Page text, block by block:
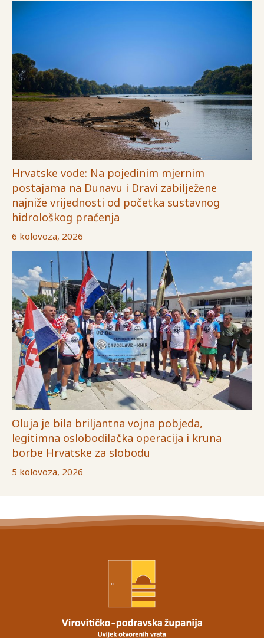
Hrvatske vode: Na pojedinim mjernim
postajama na Dunavu i Dravi zabilježene
najniže vrijednosti od početka sustavnog
hidrološkog praćenja
6 kolovoza, 2026
Oluja je bila briljantna vojna pobjeda,
legitimna oslobodilačka operacija i kruna
borbe Hrvatske za slobodu
5 kolovoza, 2026